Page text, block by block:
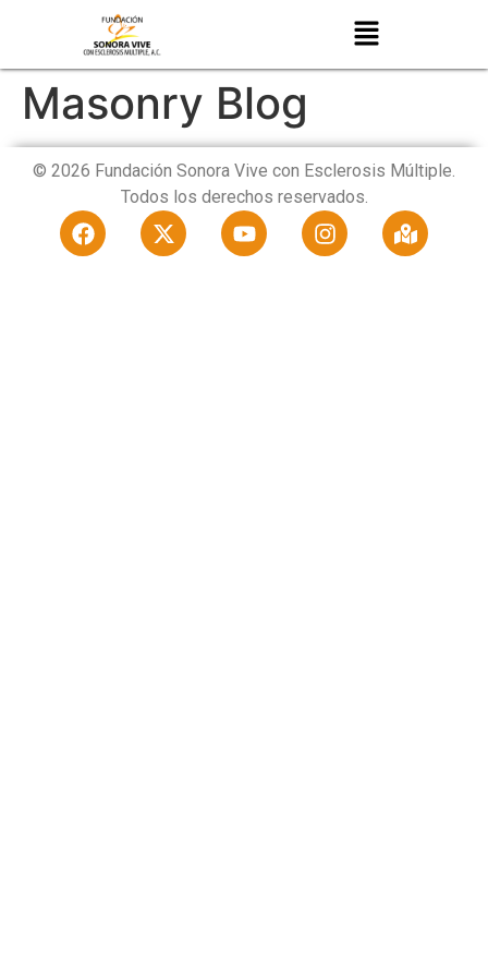
Masonry Blog
© 2026 Fundación Sonora Vive con Esclerosis Múltiple.
Todos los derechos reservados.